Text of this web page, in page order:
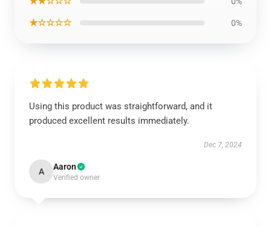
★☆☆☆☆ 0%
Using this product was straightforward, and it
produced excellent results immediately.
Dec 7, 2024
A Aaron
Verified owner